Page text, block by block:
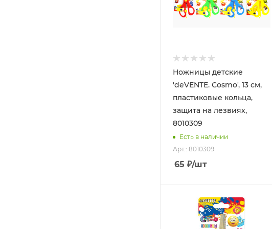
Ножницы детские
'deVENTE. Cosmo', 13 см,
пластиковые кольца,
защита на лезвиях,
8010309
Есть в наличии
Арт.: 8010309
65 ₽/шт